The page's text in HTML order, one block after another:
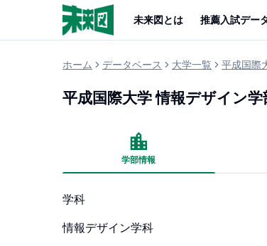
未来図とは 推薦入試デー
ホーム データベース 大学一覧 平成国際
平成国際大学 情報デザイン学
学部情報
学科
情報デザイン学科